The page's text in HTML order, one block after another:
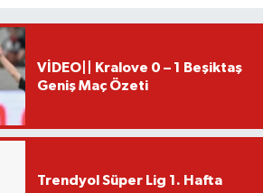
VİDEO|| Kralove 0 – 1 Beşiktaş
Geniş Maç Özeti
Trendyol Süper Lig 1. Hafta